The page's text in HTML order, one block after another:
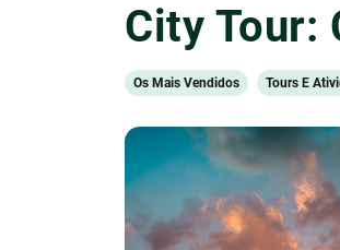
City Tour:
Os Mais Vendidos Tours E